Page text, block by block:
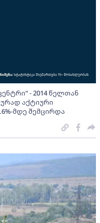
- 2014 წელთან
აქტიური
მდე შემცირდა